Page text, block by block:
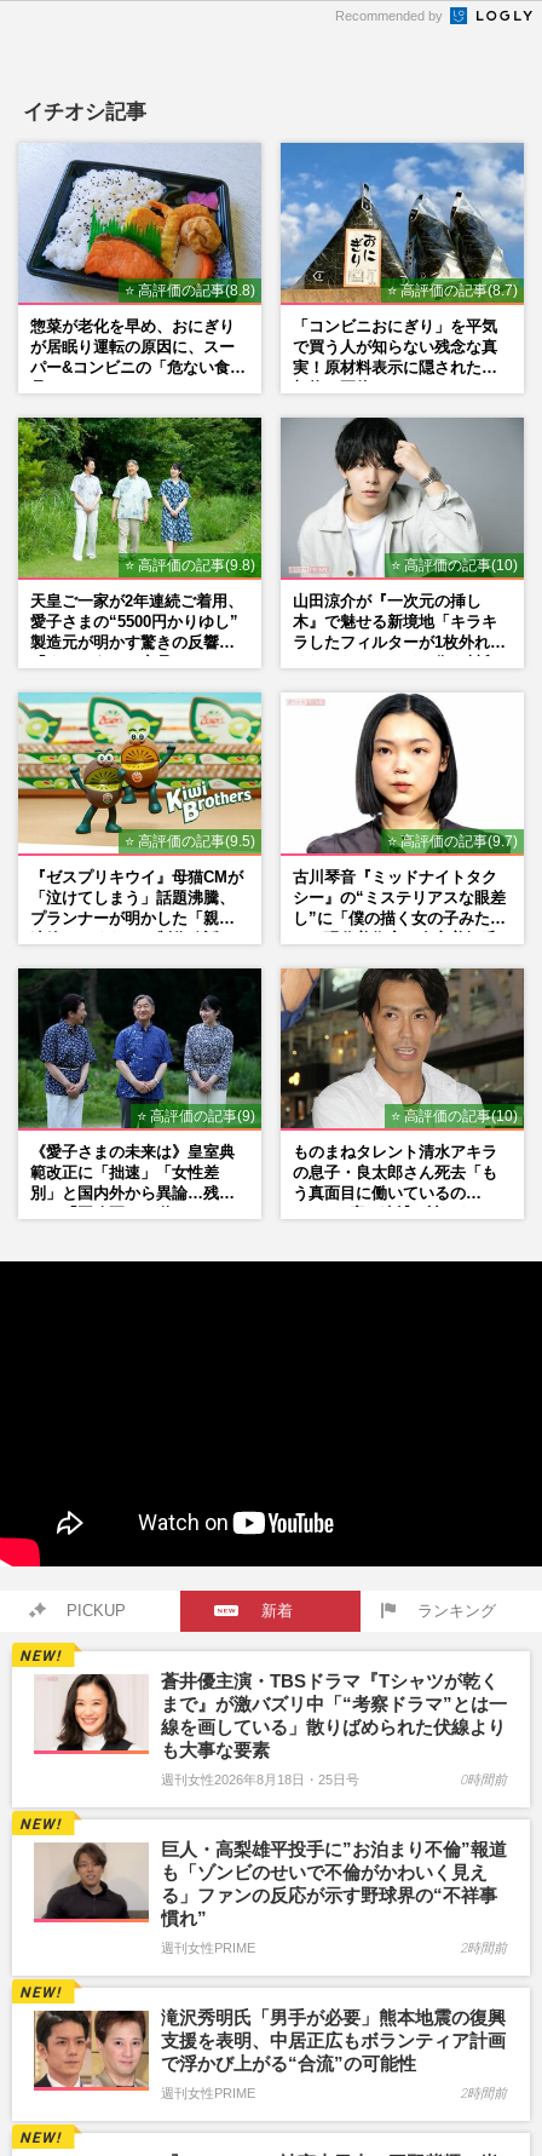
Recommended by
イチオシ記事
⭐ 高評価の記事(8.8)
惣菜が老化を早め、おにぎり
が居眠り運転の原因に、スー
パー&コンビニの「危ない食
⭐ 高評価の記事(8.7)
「コンビニおにぎり」を平気
で買う人が知らない残念な真
実！原材料表示に隠された添
⭐ 高評価の記事(9.8)
天皇ご一家が2年連続ご着用、
愛子さまの“5500円かりゆし”
製造元が明かす驚きの反響
⭐ 高評価の記事(10)
山田涼介が『一次元の挿し
木』で魅せる新境地「キラキ
ラしたフィルターが1枚外れて
⭐ 高評価の記事(9.5)
『ゼスプリキウイ』母猫CMが
「泣けてしまう」話題沸騰、
プランナーが明かした「親に
⭐ 高評価の記事(9.7)
古川琴音『ミッドナイトタク
シー』の“ミステリアスな眼差
し”に「僕の描く女の子みた
⭐ 高評価の記事(9)
《愛子さまの未来は》皇室典
範改正に「拙速」「女性差
別」と国内外から異論…残さ
⭐ 高評価の記事(10)
ものまねタレント清水アキラ
の息子・良太郎さん死去「も
う真面目に働いているの
PICKUP 新着 ランキング
蒼井優主演・TBSドラマ『Tシャツが乾く
まで』が激バズリ中「“考察ドラマ”とは一
線を画している」散りばめられた伏線より
も大事な要素
週刊女性2026年8月18日・25日号 0時間前
巨人・高梨雄平投手に”お泊まり不倫”報道
も「ゾンビのせいで不倫がかわいく見え
る」ファンの反応が示す野球界の“不祥事
慣れ”
週刊女性PRIME 2時間前
滝沢秀明氏「男手が必要」熊本地震の復興
支援を表明、中居正広もボランティア計画
で浮かび上がる“合流”の可能性
週刊女性PRIME 2時間前